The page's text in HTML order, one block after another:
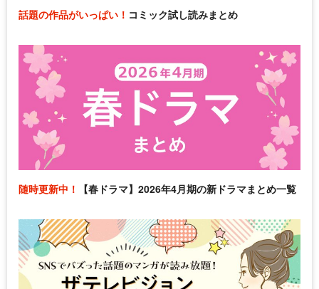
話題の作品がいっぱい！ コミック試し読みまとめ
随時更新中！ 【春ドラマ】2026年4月期の新ドラマまとめ一覧